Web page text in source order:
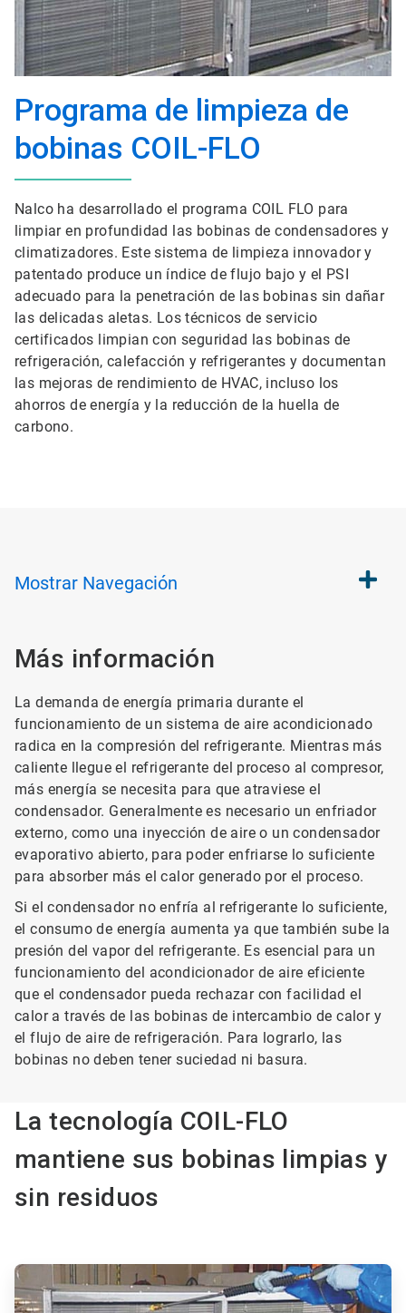
Programa de limpieza de
bobinas COIL-FLO
Nalco ha desarrollado el programa COIL FLO para
limpiar en profundidad las bobinas de condensadores y
climatizadores. Este sistema de limpieza innovador y
patentado produce un índice de flujo bajo y el PSI
adecuado para la penetración de las bobinas sin dañar
las delicadas aletas. Los técnicos de servicio
certificados limpian con seguridad las bobinas de
refrigeración, calefacción y refrigerantes y documentan
las mejoras de rendimiento de HVAC, incluso los
ahorros de energía y la reducción de la huella de
carbono.
Mostrar Navegación
Más información
La demanda de energía primaria durante el
funcionamiento de un sistema de aire acondicionado
radica en la compresión del refrigerante. Mientras más
caliente llegue el refrigerante del proceso al compresor,
más energía se necesita para que atraviese el
condensador. Generalmente es necesario un enfriador
externo, como una inyección de aire o un condensador
evaporativo abierto, para poder enfriarse lo suficiente
para absorber más el calor generado por el proceso.
Si el condensador no enfría al refrigerante lo suficiente,
el consumo de energía aumenta ya que también sube la
presión del vapor del refrigerante. Es esencial para un
funcionamiento del acondicionador de aire eficiente
que el condensador pueda rechazar con facilidad el
calor a través de las bobinas de intercambio de calor y
el flujo de aire de refrigeración. Para lograrlo, las
bobinas no deben tener suciedad ni basura.
La tecnología COIL-FLO
mantiene sus bobinas limpias y
sin residuos
ArticleTile
1
de